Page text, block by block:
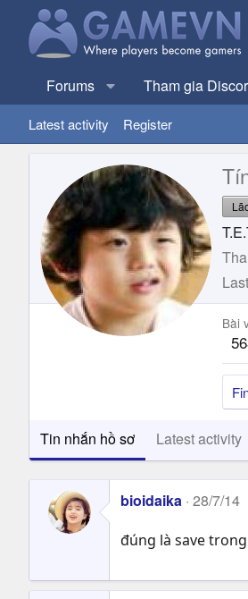
Forums Tham gia
Latest activity Register
Bài
Tin nhắn hồ sơ Latest activity
bioidaika 28/7/14
đúng là save